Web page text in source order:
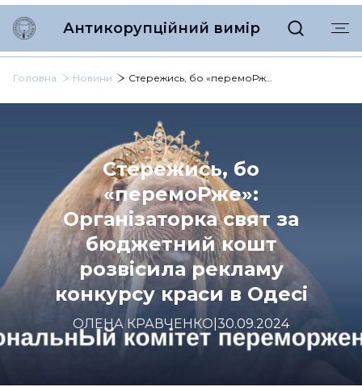
Антикорупційний вимір
Головна Новини Стережись, бо «перемоРже»: Організаторка свят за бюджетний кошт розвісила рекламу конкурсу краси в Одесі
Стережись, бо
«перемоРже»:
Організаторка свят за
бюджетний кошт
розвісила рекламу
конкурсу краси в Одесі
ОЛЕНА КРАВЧЕНКО 30.09.2024